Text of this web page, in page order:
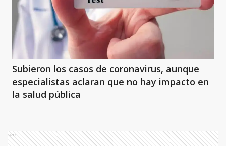
Subieron los casos de coronavirus, aunque
especialistas aclaran que no hay impacto en
la salud pública
Ads